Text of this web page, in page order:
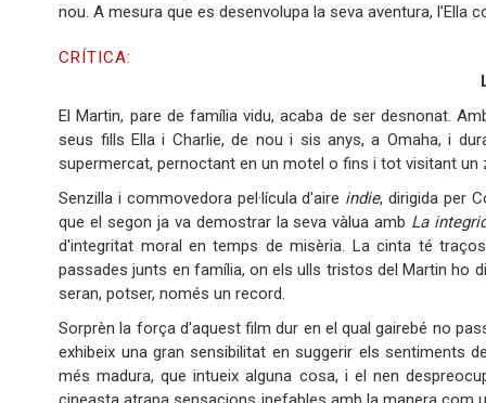
nou. A mesura que es desenvolupa la seva aventura,
CRÍTICA:
El Martin, pare de família vidu, acaba de ser desnonat.
seus fills Ella i Charlie, de nou i sis anys, a Omaha, i
supermercat, pernoctant en un motel o fins i tot visitant
Senzilla i commovedora pel·lícula d'aire indie, dirigida per
que el segon ja va demostrar la seva vàlua amb La
d'integritat moral en temps de misèria. La cinta té
passades junts en família, on els ulls tristos del Martin ho
seran, potser, només un record.
Sorprèn la força d'aquest film dur en el qual gairebé no
exhibeix una gran sensibilitat en suggerir els sentiments
més madura, que intueix alguna cosa, i el nen